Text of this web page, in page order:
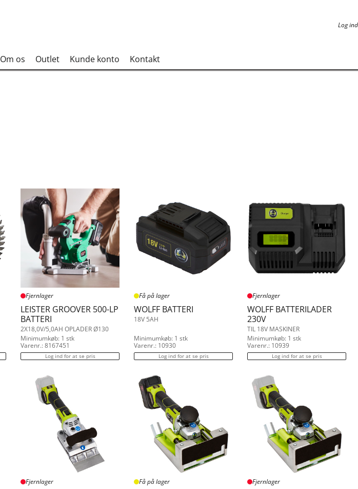
Log ind
Om os Outlet Kunde konto Kontakt
Fjernlager
LEISTER GROOVER 500-LP
BATTERI
2X18,0V/5,0AH OPLADER Ø130
Minimumkøb: 1 stk
Varenr.: 8167451
Log ind for at se pris
Få på lager
WOLFF BATTERI
18V 5AH
Minimumkøb: 1 stk
Varenr.: 10930
Log ind for at se pris
Fjernlager
WOLFF BATTERILADER
230V
TIL 18V MASKINER
Minimumkøb: 1 stk
Varenr.: 10939
Log ind for at se pris
Fjernlager Få på lager Fjernlager